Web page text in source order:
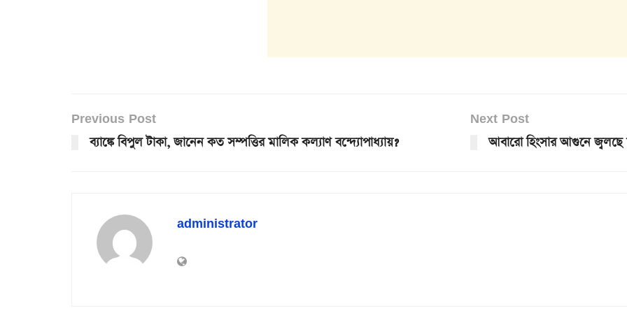
Previous Post
ব্যাঙ্কে বিপুল টাকা, জানেন কত সম্পত্তির মালিক কল্যাণ বন্দ্যোপাধ্যায়?
Next Post
আবারো হিংসার আগুনে জ্বলছে
administrator